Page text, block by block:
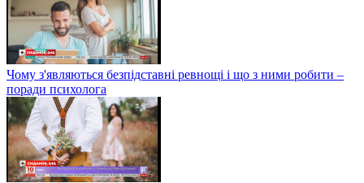
Чому з'являються безпідставні ревнощі і що з ними робити –
поради психолога